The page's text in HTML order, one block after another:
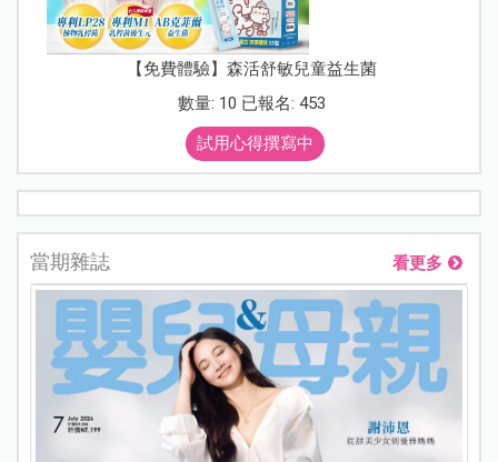
【免費體驗】森活舒敏兒童益生菌
數量: 10 已報名: 453
試用心得撰寫中
當期雜誌 看更多